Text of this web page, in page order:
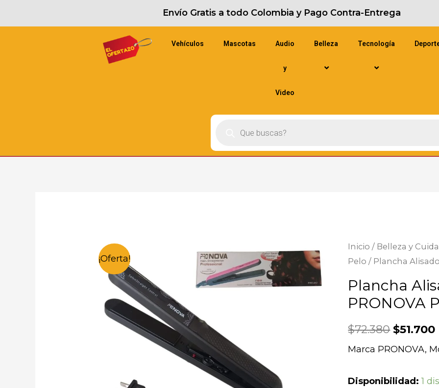
Envío Gratis a todo Colombia y Pago Contra-Entrega
Vehículos Mascotas Audio
y
Video
Belleza Tecnología
¡Oferta!
Inicio / Belleza y
Pelo / Plancha
Plancha
PRONOVA
$72.380 $51.700
Marca PRONOVA,
Disponibilidad: 1